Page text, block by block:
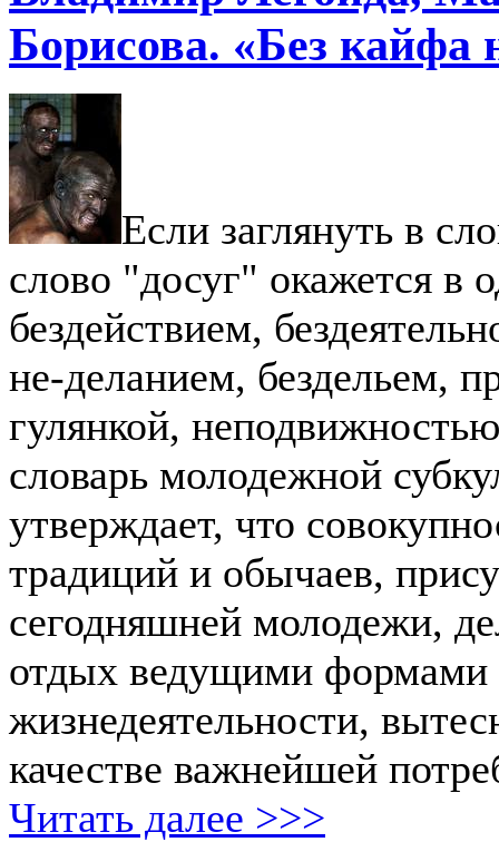
Борисова. «Без кайфа
Если заглянуть в
слово "досуг" окажется в
бездействием,
не-деланием, бездельем,
гулянкой,
словарь молодежной
утверждает, что
традиций и обычаев,
сегодняшней молодежи,
отдых ведущими формами
жизнедеятельности,
качестве важнейшей
Читать далее >>>